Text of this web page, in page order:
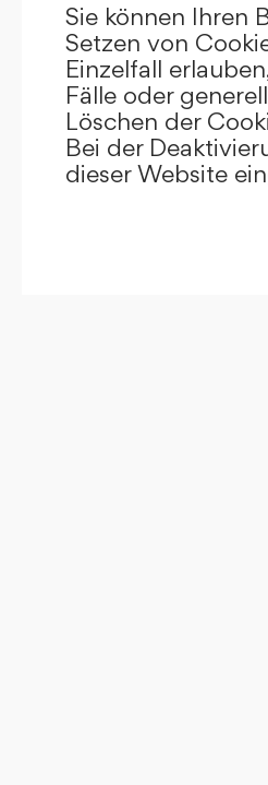
Sie können Ihren
Setzen von
Einzelfall
Fälle oder
Löschen der
Bei der
dieser Website